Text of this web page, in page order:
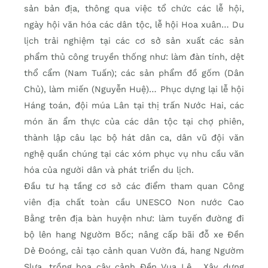
sản bản địa, thông qua việc tổ chức các lễ hội,
ngày hội văn hóa các dân tộc, lễ hội Hoa xuân… Du
lịch trải nghiệm tại các cơ sở sản xuất các sản
phẩm thủ công truyền thống như: làm đàn tính, dệt
thổ cẩm (Nam Tuấn); các sản phẩm đồ gốm (Dân
Chủ), làm miến (Nguyễn Huệ)… Phục dựng lại lễ hội
Háng toán, đội múa Lân tại thị trấn Nước Hai, các
món ăn ẩm thực của các dân tộc tại chợ phiên,
thành lập câu lạc bộ hát dân ca, dân vũ đội văn
nghệ quần chúng tại các xóm phục vụ nhu cầu văn
hóa của người dân và phát triển du lịch.
Đầu tư hạ tầng cơ sở các điểm tham quan Công
viên địa chất toàn cầu UNESCO Non nước Cao
Bằng trên địa bàn huyện như: làm tuyến đường đi
bộ lên hang Ngườm Bốc; nâng cấp bãi đỗ xe Đền
Dẻ Đoóng, cải tạo cảnh quan Vườn đá, hang Ngườm